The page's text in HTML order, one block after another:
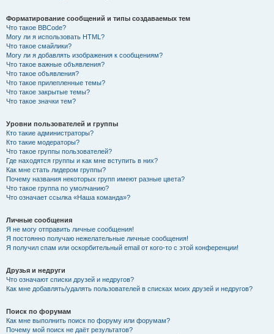
Форматирование сообщений и типы создаваемых тем
Что такое BBCode?
Могу ли я использовать HTML?
Что такое смайлики?
Могу ли я добавлять изображения к сообщениям?
Что такое важные объявления?
Что такое объявления?
Что такое прилепленные темы?
Что такое закрытые темы?
Что такое значки тем?
Уровни пользователей и группы
Кто такие администраторы?
Кто такие модераторы?
Что такое группы пользователей?
Где находятся группы и как мне вступить в них?
Как мне стать лидером группы?
Почему названия некоторых групп имеют разные цвета?
Что такое группа по умолчанию?
Что означает ссылка «Наша команда»?
Личные сообщения
Я не могу отправить личные сообщения!
Я постоянно получаю нежелательные личные сообщения!
Я получил спам или оскорбительный email от кого-то с этой конференции!
Друзья и недруги
Что означают списки друзей и недругов?
Как мне добавлять/удалять пользователей в списках моих друзей и недругов?
Поиск по форумам
Как мне выполнить поиск по форуму или форумам?
Почему мой поиск не даёт результатов?